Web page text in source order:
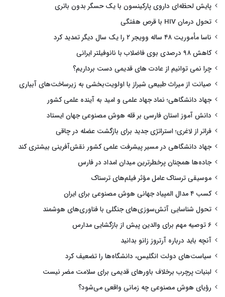
پایش لحظه‌ای داروی پارکینسون با یک حسگر بدون باتری
تحول درمان HIV با قرص هفتگی
ناسا مأموریت ۴۸ ساله وویجر ۲ را یک سال دیگر تمدید کرد
کاهش ۹۸ درصدی بوی فاضلاب با نانوفیلتر ایرانی
چرا نمی توانیم از عادت های قدیمی دست برداریم؟
صیانت از میراث طبیعی شیراز با اولویت‌بخشی به زیرساخت‌های آبیاری
جهاد دانشگاهی؛ نماد جهاد علمی و امید به آینده علمی کشور
دانش آموز استان فارسی بر قله هوش مصنوعی جهان ایستاد
فراتر از لاغری؛ استراتژی جدید برای بازگشت عضله در چاقی
جهاد دانشگاهی در مسیر پیشرفت علمی کشور نقش‌آفرینی بیشتری کند
جاده‌ها همچنان پرخطرترین میدان امداد در فارس
موسیقی ترسناک عامل مؤثر فیلم‌های ترسناک
کسب ۴ مدال المپیاد جهانی هوش مصنوعی برای ایران
تحول شناسایی آتش‌سوزی‌های جنگلی با فناوری‌های هوشمند
۶ توصیه مهم برای والدین پیش از بازگشایی مدارس
آنچه باید درباره آرتروز زانو بدانید
سیاست‌های دولت انگلیس، دانشگاه‌ها را تضعیف کرد
لبنیات پرچرب برخلاف باورهای قدیمی برای سلامت مضر نیست
رؤیای هوش مصنوعی چه زمانی واقعی می‌شود؟